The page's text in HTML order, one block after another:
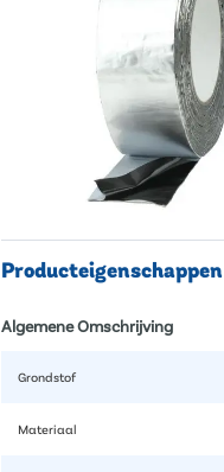
Producteigenschappen
Algemene Omschrijving
Grondstof
Materiaal